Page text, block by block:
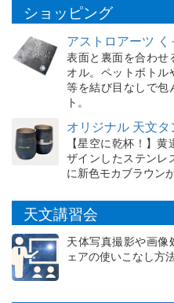
ショッピング
アストロアーツ
表面と裏面を合わせ
オル。ペットボト
等を結び目なしで包
ト。
オリジナル 天文タ
【星空に乾杯！】
ザインしたステンレ
に新色モカブラウン
天文講習会
天体写真撮影や画像
ェアの使いこなし方